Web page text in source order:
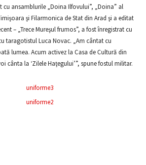
cu ansamblurile „Doina Ilfovului”, „Doina” al
şi Filarmonica de Stat din Arad şi a editat
– „Trece Mureşul frumos”, a fost înregistrat cu
taragotistul Luca Novac. „Am cântat cu
lumea. Acum activez la Casa de Cultură din
cânta la ‘Zilele Haţegului’”, spune fostul militar.